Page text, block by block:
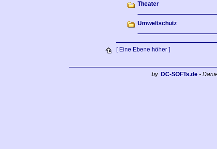
Theater
Umweltschutz
[ Eine Ebene höher ]
by DC-SOFTs.de -